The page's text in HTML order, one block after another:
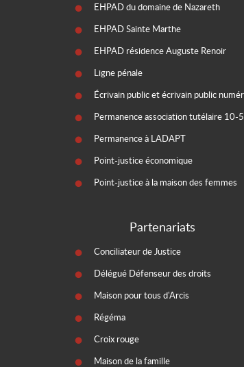
EHPAD du domaine de Nazareth
EHPAD Sainte Marthe
EHPAD résidence Auguste Renoir
Ligne pénale
Écrivain public et écrivain public
Permanence association tutélaire 10-
Permanence à LADAPT
Point-justice économique
Point-justice à la maison des femmes
Partenariats
Conciliateur de Justice
Délégué Défenseur des droits
Maison pour tous d'Arcis
Régéma
Croix rouge
Maison de la famille